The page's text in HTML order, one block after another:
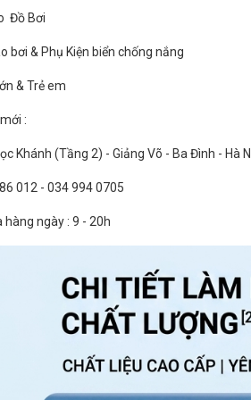
Đồ Bơi
bơi & Phụ Kiện biển chống nắng
& Trẻ em
:
Khánh (Tầng 2) - Giảng Võ - Ba Đình - Hà
012 - 034 994 0705
hàng ngày : 9 - 20h